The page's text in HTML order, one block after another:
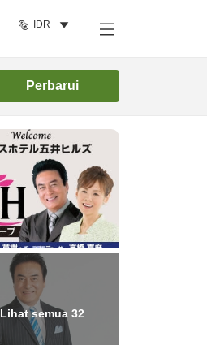
IDR
Perbarui
Lihat semua 32
Cari kamar